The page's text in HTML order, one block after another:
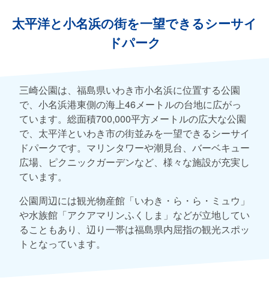
太平洋と小名浜の街を一望できるシーサイ
ドパーク
三崎公園は、福島県いわき市小名浜に位置する公園
で、小名浜港東側の海上46メートルの台地に広がっ
ています。総面積700,000平方メートルの広大な公園
で、太平洋といわき市の街並みを一望できるシーサイ
ドパークです。マリンタワーや潮見台、バーベキュー
広場、ピクニックガーデンなど、様々な施設が充実し
ています。
公園周辺には観光物産館「いわき・ら・ら・ミュウ」
や水族館「アクアマリンふくしま」などが立地してい
ることもあり、辺り一帯は福島県内屈指の観光スポッ
トとなっています。